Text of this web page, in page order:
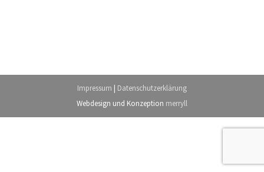
Impressum | Datenschutzerklärung
Webdesign und Konzeption merryll